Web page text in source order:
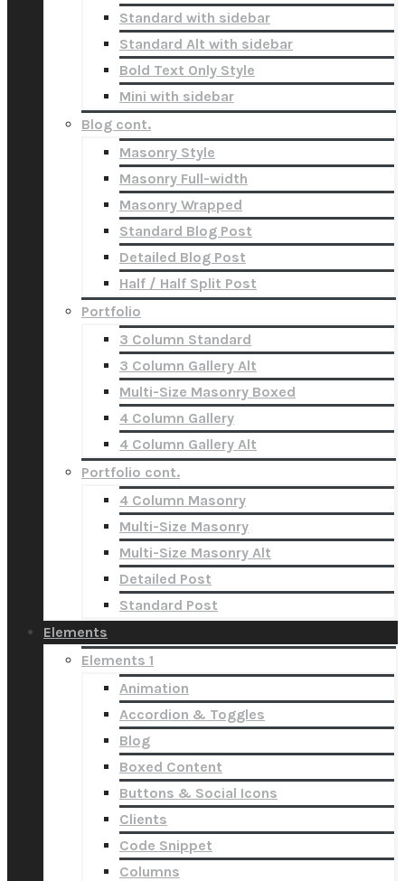
Standard with sidebar
Standard Alt with sidebar
Bold Text Only Style
Mini with sidebar
Blog cont.
Masonry Style
Masonry Full-width
Masonry Wrapped
Standard Blog Post
Detailed Blog Post
Half / Half Split Post
Portfolio
3 Column Standard
3 Column Gallery Alt
Multi-Size Masonry Boxed
4 Column Gallery
4 Column Gallery Alt
Portfolio cont.
4 Column Masonry
Multi-Size Masonry
Multi-Size Masonry Alt
Detailed Post
Standard Post
Elements
Elements 1
Animation
Accordion & Toggles
Blog
Boxed Content
Buttons & Social Icons
Clients
Code Snippet
Columns